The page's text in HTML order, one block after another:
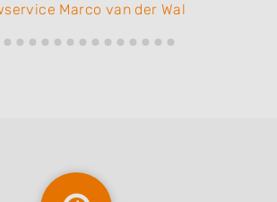
Marco van der Wal